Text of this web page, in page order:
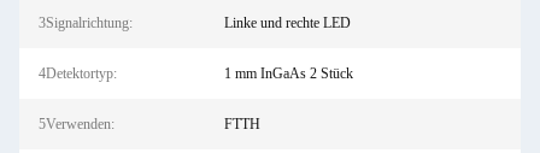
3Signalrichtung: Linke und rechte LED
4Detektortyp: 1 mm InGaAs 2 Stück
5Verwenden: FTTH